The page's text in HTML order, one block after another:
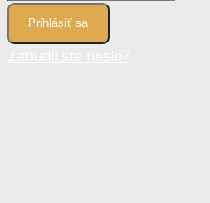
Prihlásiť sa